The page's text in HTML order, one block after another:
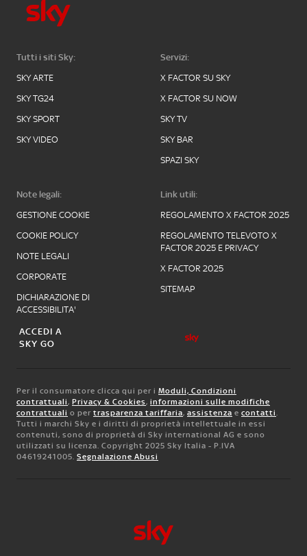
Tutti i siti Sky:
SKY ARTE
SKY TG24
SKY SPORT
SKY VIDEO
Servizi:
X FACTOR SU SKY
X FACTOR SU NOW
SKY TV
SKY BAR
SPAZI SKY
Note legali:
GESTIONE COOKIE
COOKIE POLICY
NOTE LEGALI
CORPORATE
DICHIARAZIONE DI
ACCESSIBILITA'
Link utili:
REGOLAMENTO X FACTOR 2025
REGOLAMENTO TELEVOTO X
FACTOR 2025 E PRIVACY
X FACTOR 2025
SITEMAP
ACCEDI A
SKY GO
Per il consumatore clicca qui per i Moduli, Condizioni
contrattuali, Privacy & Cookies, informazioni sulle modifiche
contrattuali o per trasparenza tariffaria, assistenza e contatti.
Tutti i marchi Sky e i diritti di proprietà intellettuale in essi
contenuti, sono di proprietà di Sky international AG e sono
utilizzati su licenza. Copyright 2025 Sky Italia - P.IVA
04619241005. Segnalazione Abusi